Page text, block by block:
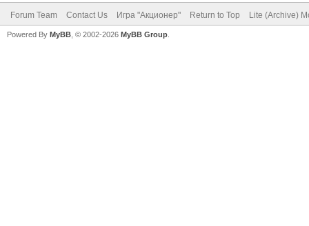
Forum Team Contact Us Игра "Акционер" Return to Top Lite (Archive)
Powered By MyBB , © 2002-2026 MyBB Group